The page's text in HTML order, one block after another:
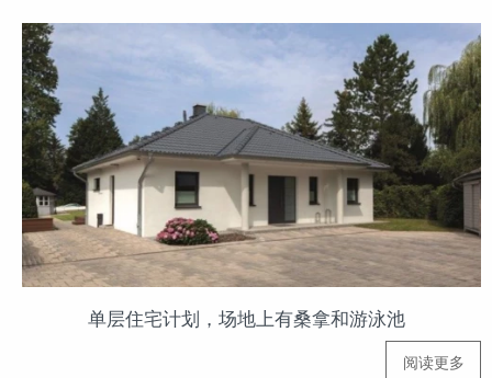
单层住宅计划，场地上有桑拿和游泳池
阅读更多